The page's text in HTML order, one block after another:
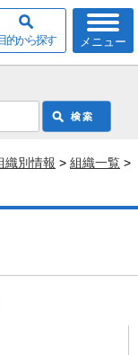
メニュー
的から探す
織別情報 > 組織一覧 >